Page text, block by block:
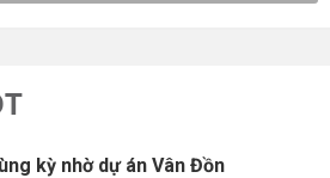
kỳ nhờ dự án Vân Đồn